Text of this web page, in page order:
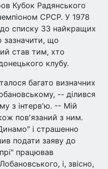
Кубок Радянського
СРСР. У 1978
списку 33 найкращих
зазначити, що
став тим, хто
клубу.
багато визначних
-- ділився
з інтерв'ю. -- Мій
пов'язаний з ним.
і страшенно
подати заяву до
працював
і, звісно,